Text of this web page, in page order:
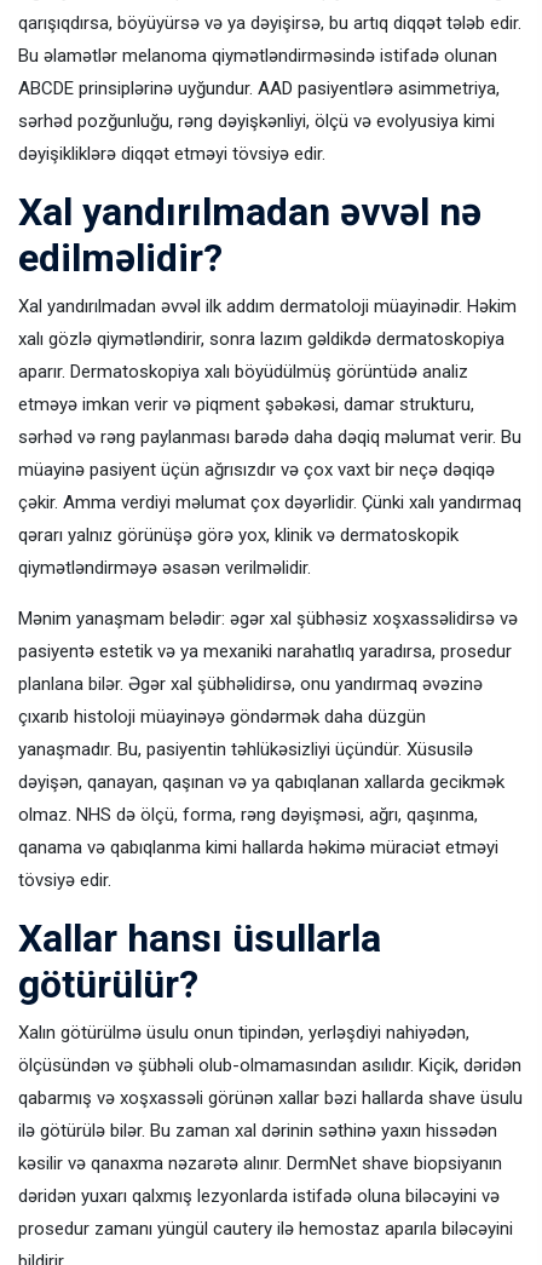
qarışıqdırsa, böyüyürsə və ya dəyişirsə, bu artıq diqqət tələb edir.
Bu əlamətlər melanoma qiymətləndirməsində istifadə olunan
ABCDE prinsiplərinə uyğundur. AAD pasiyentlərə asimmetriya,
sərhəd pozğunluğu, rəng dəyişkənliyi, ölçü və evolyusiya kimi
dəyişikliklərə diqqət etməyi tövsiyə edir.
Xal yandırılmadan əvvəl nə
edilməlidir?
Xal yandırılmadan əvvəl ilk addım dermatoloji müayinədir. Həkim
xalı gözlə qiymətləndirir, sonra lazım gəldikdə dermatoskopiya
aparır. Dermatoskopiya xalı böyüdülmüş görüntüdə analiz
etməyə imkan verir və piqment şəbəkəsi, damar strukturu,
sərhəd və rəng paylanması barədə daha dəqiq məlumat verir. Bu
müayinə pasiyent üçün ağrısızdır və çox vaxt bir neçə dəqiqə
çəkir. Amma verdiyi məlumat çox dəyərlidir. Çünki xalı yandırmaq
qərarı yalnız görünüşə görə yox, klinik və dermatoskopik
qiymətləndirməyə əsasən verilməlidir.
Mənim yanaşmam belədir: əgər xal şübhəsiz xoşxassəlidirsə və
pasiyentə estetik və ya mexaniki narahatlıq yaradırsa, prosedur
planlana bilər. Əgər xal şübhəlidirsə, onu yandırmaq əvəzinə
çıxarıb histoloji müayinəyə göndərmək daha düzgün
yanaşmadır. Bu, pasiyentin təhlükəsizliyi üçündür. Xüsusilə
dəyişən, qanayan, qaşınan və ya qabıqlanan xallarda gecikmək
olmaz. NHS də ölçü, forma, rəng dəyişməsi, ağrı, qaşınma,
qanama və qabıqlanma kimi hallarda həkimə müraciət etməyi
tövsiyə edir.
Xallar hansı üsullarla
götürülür?
Xalın götürülmə üsulu onun tipindən, yerləşdiyi nahiyədən,
ölçüsündən və şübhəli olub-olmamasından asılıdır. Kiçik, dəridən
qabarmış və xoşxassəli görünən xallar bəzi hallarda shave üsulu
ilə götürülə bilər. Bu zaman xal dərinin səthinə yaxın hissədən
kəsilir və qanaxma nəzarətə alınır. DermNet shave biopsiyanın
dəridən yuxarı qalxmış lezyonlarda istifadə oluna biləcəyini və
prosedur zamanı yüngül cautery ilə hemostaz aparıla biləcəyini